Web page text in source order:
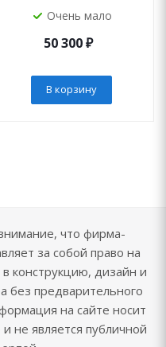
Очень мало
50 300₽
В корзину
что фирма-
за собой право на
конструкцию, дизайн и
без предварительного
на сайте носит
не является публичной